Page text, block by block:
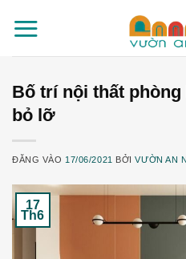
qua
Bố trí nội thất
bỏ lỡ
ĐĂNG VÀO 17/06/2021 BỞIVƯỜN AN
17
Th6